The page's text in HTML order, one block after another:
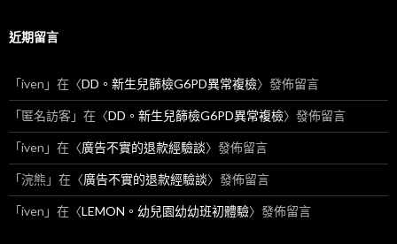
近期留言
「iven 」在〈DD。新生兒篩檢G6PD異常複檢〉發佈留言
「匿名訪客」在〈DD。新生兒篩檢G6PD異常複檢〉發佈留言
「iven 」在〈廣告不實的退款經驗談〉發佈留言
「浣熊 」在〈廣告不實的退款經驗談〉發佈留言
「iven 」在〈LEMON。幼兒園幼幼班初體驗〉發佈留言